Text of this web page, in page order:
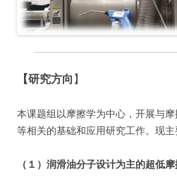
【研究方向】
本课题组以摩擦学为中心，开展与
等相关的基础和应用研究工作。现
（１）润滑油分子设计为主的超低